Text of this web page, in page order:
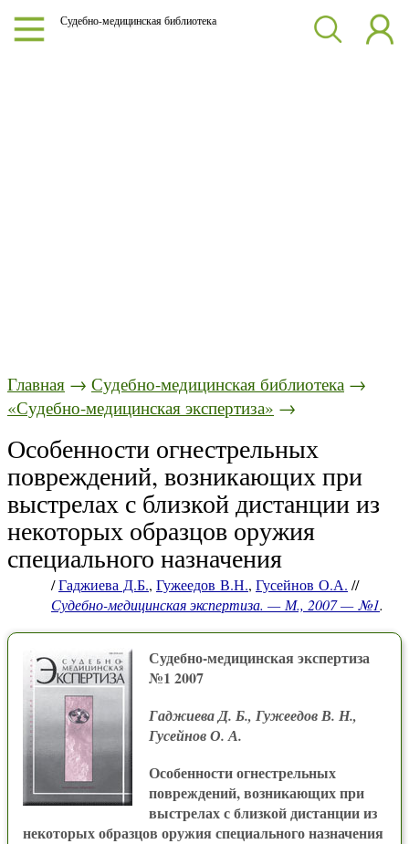
Судебно-медицинская библиотека
Главная → Судебно-медицинская библиотека →
«Судебно-медицинская экспертиза» →
Особенности огнестрельных
повреждений, возникающих при
выстрелах с близкой дистанции из
некоторых образцов оружия
специального назначения
/Гаджиева Д.Б., Гужеедов В.Н., Гусейнов О.А. //
Судебно-медицинская экспертиза. — М., 2007 — №1.
Судебно-медицинская экспертиза
№1 2007
Гаджиева Д. Б., Гужеедов В. Н.,
Гусейнов О. А.
Особенности огнестрельных
повреждений, возникающих при
выстрелах с близкой дистанции из
некоторых образцов оружия специального назначения